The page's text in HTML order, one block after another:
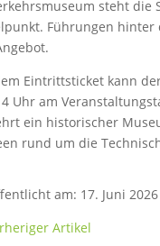
steht die
Führungen hinter
Eintrittsticket kann
Uhr am
ein historischer
rund um die
am: 17. Juni 2026
Artikel